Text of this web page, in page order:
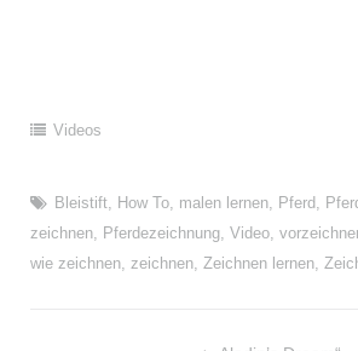
Videos
Bleistift, How To, malen lernen, Pferd ,
zeichnen, Pferdezeichnung, Video,
wie zeichnen, zeichnen, Zeichnen lernen,